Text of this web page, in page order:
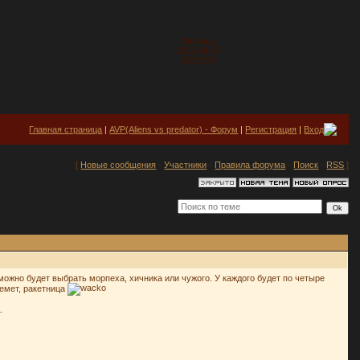
Пятница
2026-08-07
15:01:59
Главная страница |AVP(Aliens vs predator) - Форум | Регистрация | Вход
[ Новые сообщения ·Участники · Правила форума · Поиск · RSS ]
будет выбрать морпеха, хичника или чужого. У каждого будет по четыре
ракетница